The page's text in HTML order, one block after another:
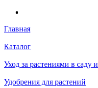
Главная
Каталог
Уход за растениями в саду
Удобрения для растений